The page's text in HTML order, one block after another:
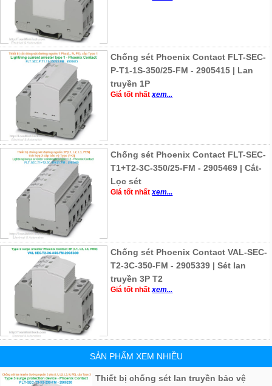
Chống sét Phoenix Contact FLT-SEC-
P-T1-1S-350/25-FM - 2905415 | Lan
truyền 1P
Giá tốt nhấtxem...
Chống sét Phoenix Contact FLT-SEC-
T1+T2-3C-350/25-FM - 2905469 | Cắt-
Lọc sét
Giá tốt nhấtxem...
Chống sét Phoenix Contact VAL-SEC-
T2-3C-350-FM - 2905339 | Sét lan
truyền 3P T2
Giá tốt nhấtxem...
SẢN PHẨM XEM NHIỀU
Thiết bị chống sét lan truyền bảo vệ